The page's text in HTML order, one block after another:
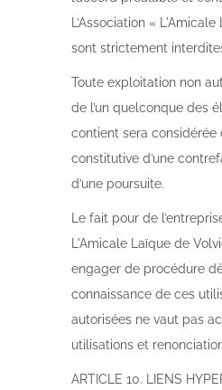
L’Association «
sont strictement
Toute exploitation non
de l’un quelconque des
contient sera considérée
constitutive d’une
d’une poursuite.
Le fait pour de
L'Amicale Laïque de
engager de procédure
connaissance de ces
autorisées ne vaut pas
utilisations et
ARTICLE 10. LIENS